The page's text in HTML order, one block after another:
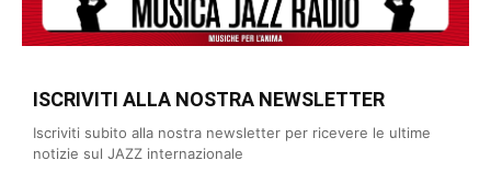
Musica Jazz di luglio 2026 è in
edicola
ISCRIVITI ALLA NOSTRA NEWSLETTER
Iscriviti subito alla nostra newsletter per ricevere le ultime
notizie sul JAZZ internazionale